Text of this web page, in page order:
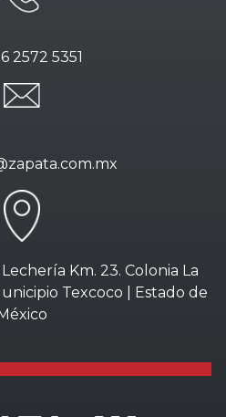
2572 5351
Km. 23. Colonia La
Texcoco | Estado de